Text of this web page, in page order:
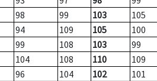
98 99 103
105
94 109 105
100
99 108 103
99
104 108 110
109
96 104 102
101